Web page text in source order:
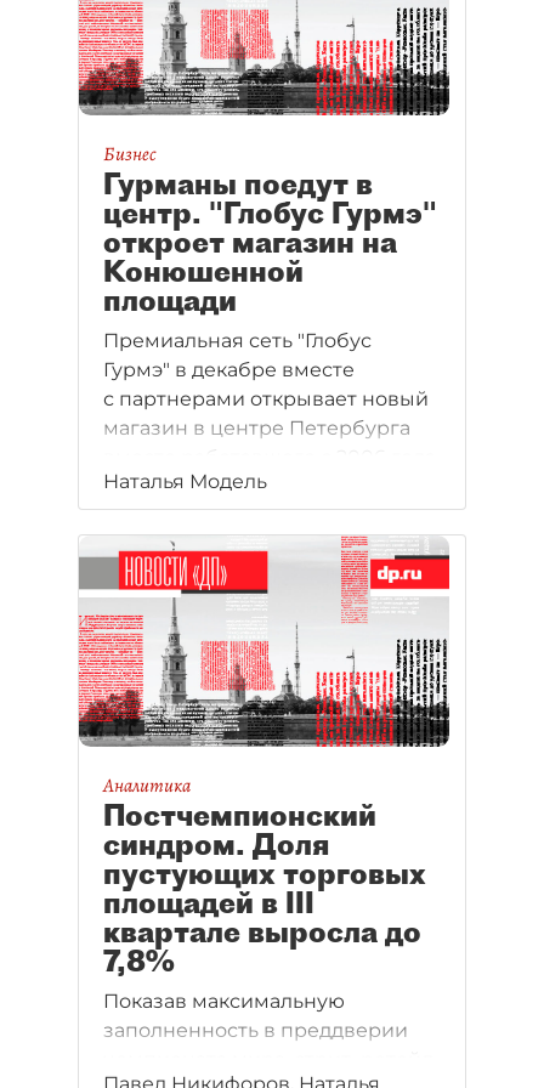
Бизнес
Гурманы поедут в
центр. "Глобус Гурмэ"
откроет магазин на
Конюшенной
площади
Премиальная сеть "Глобус
Гурмэ" в декабре вместе
с партнерами открывает новый
магазин в центре Петербурга
гастронома в ТЦ
"Светлановский".
Наталья Модель
Аналитика
Постчемпионский
синдром. Доля
пустующих торговых
площадей в III
квартале выросла до
7,8%
Показав максимальную
заполненность в преддверии